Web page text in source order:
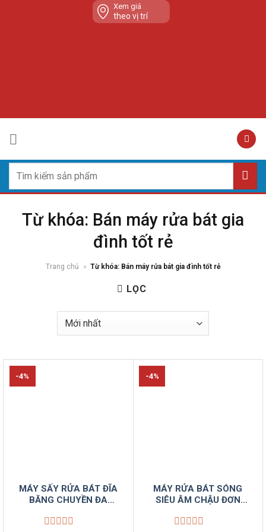
Xem giá
theo vị trí
kiếm:
Từ khóa: Bán máy rửa bát gia
đình tốt rẻ
Trang chủ » Từ khóa: Bán máy rửa bát gia đình tốt rẻ
LỌC
-4%
MÁY SẤY RỬA BÁT ĐĨA
BĂNG CHUYỀN ĐA
-4%
MÁY RỬA BÁT SÓNG
SIÊU ÂM CHẬU ĐƠN